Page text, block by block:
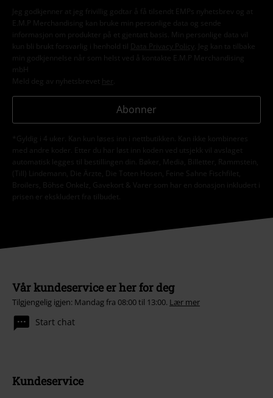
Jeg godkjenner at jeg frivillig godtar å få tilsendt EMPs nyhetsbrev og at
E.M.P Merchandising kan bruke min personlige data og sende
informasjon om produkter på et gjentatt basis. Min personlige data vil
kun bli brukt forsvarlig i henhold til
Data Privacy Policy
. Jeg kan ta tilbake
min godkjennelse når som helst ved å kontakte E.M.P Merchandising
mbH
Meld deg av nyhetsbrevet her
Abonner
*Gyldig i 4 uker. Kan kun løses inn i nettbutikken. Kan ikke kombineres
med andre koder. Etter du har løst inn koden ved utsjekk vil avslaget
automatisk legges til bestillingen din. Bøker, Media, Billetter, Rammstein,
(Till) Lindemann, Die Ärzte, Die Toten Hosen, Feine Sahne Fischfilet,
Broilers, Böhse Onkelz, Gavekort & Varer som har en donasjon inkludert i
prisen er ekskludert fra tilbudet.
Vår kundeservice er her for deg
Tilgjengelig igjen: Mandag fra 08:00 til 13:00. Lær mer
Start chat
Kundeservice